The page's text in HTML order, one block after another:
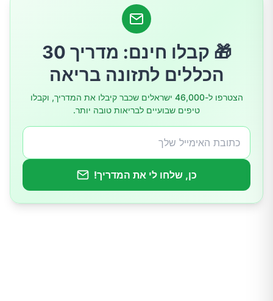
3. פעילות גופנית סדירה במינון הנכון
מקומם של תוספי מזון ו”תרופות סבתא”
אז איך כן "תומכים" במערכת החיסון באופן יעיל?
טיפים מעשיים לתמיכה במערכת החיסון
🎁 קבלו חינם: מדריך 30
הכללים לתזונה בריאה
הצטרפו ל-46,000 ישראלים שכבר קיבלו את המדריך, וקבלו
טיפים שבועיים לבריאות טובה יותר.
כן, שלחו לי את המדריך!